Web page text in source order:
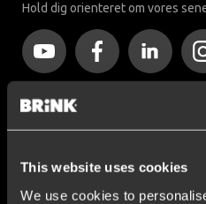
This website uses cookies
We use cookies to
Hold dig orienteret om vores
Næsten 120 års
anhængertræk området. Brink
Assen og er vokset til en af